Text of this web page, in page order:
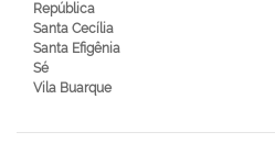
República
Santa Cecília
Santa Efigênia
Sé
Vila Buarque